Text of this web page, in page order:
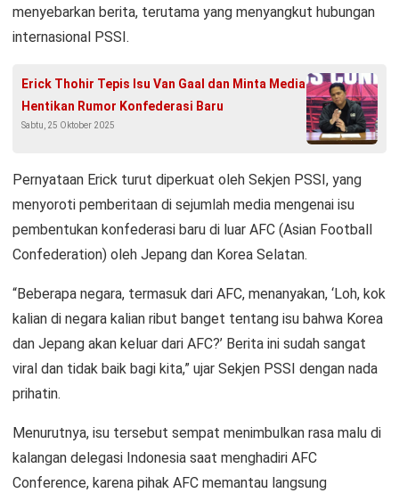
menyebarkan berita, terutama yang menyangkut hubungan
internasional PSSI.
Erick Thohir Tepis Isu Van Gaal dan Minta Media
Hentikan Rumor Konfederasi Baru
Sabtu, 25 Oktober 2025
Pernyataan Erick turut diperkuat oleh Sekjen PSSI, yang
menyoroti pemberitaan di sejumlah media mengenai isu
pembentukan konfederasi baru di luar AFC (Asian Football
Confederation) oleh Jepang dan Korea Selatan.
“Beberapa negara, termasuk dari AFC, menanyakan, ‘Loh, kok
kalian di negara kalian ribut banget tentang isu bahwa Korea
dan Jepang akan keluar dari AFC?’ Berita ini sudah sangat
viral dan tidak baik bagi kita,” ujar Sekjen PSSI dengan nada
prihatin.
Menurutnya, isu tersebut sempat menimbulkan rasa malu di
kalangan delegasi Indonesia saat menghadiri AFC
Conference, karena pihak AFC memantau langsung